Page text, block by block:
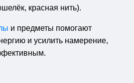
красная нить).
и предметы помогают
и усилить намерение,